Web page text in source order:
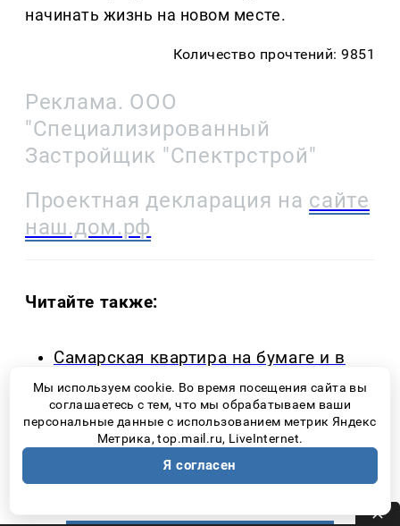
начинать жизнь на новом месте.
Количество прочтений: 9851
Реклама. ООО
"Специализированный
Застройщик "Спектрстрой"
Проектная декларация на сайте
наш.дом.рф
Читайте также:
Самарская квартира на бумаге и в
жизни: почему одинаковые метры
работают по-разному?
«Именно здесь у нас появилось
ощущение семейственности»:
любительский спорт возвращается
Мы используем cookie. Во время посещения сайта вы
соглашаетесь с тем, что мы обрабатываем ваши
персональные данные с использованием метрик Яндекс
Метрика, top.mail.ru, LiveInternet.
Я согласен